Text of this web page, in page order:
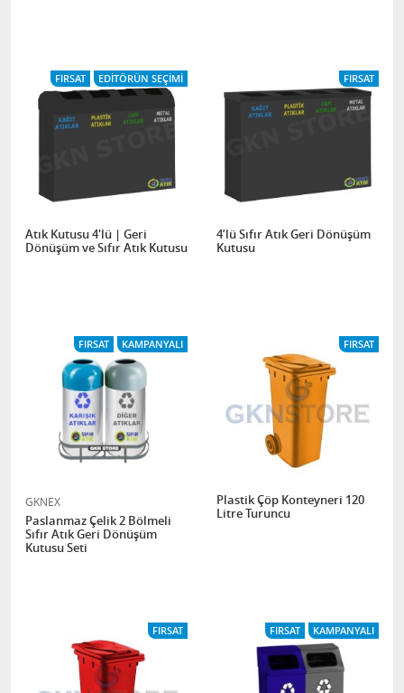
FIRSAT EDITÖRÜN SEÇIMI
Atık Kutusu 4'lü | Geri
Dönüşüm ve Sıfır Atık Kutusu
FIRSAT
4’lü Sıfır Atık Geri Dönüşüm
Kutusu
FIRSAT KAMPANYALI
GKNEX
Paslanmaz Çelik 2 Bölmeli
Sıfır Atık Geri Dönüşüm
Kutusu Seti
FIRSAT
Plastik Çöp Konteyneri 120
Litre Turuncu
FIRSAT FIRSAT KAMPANYALI